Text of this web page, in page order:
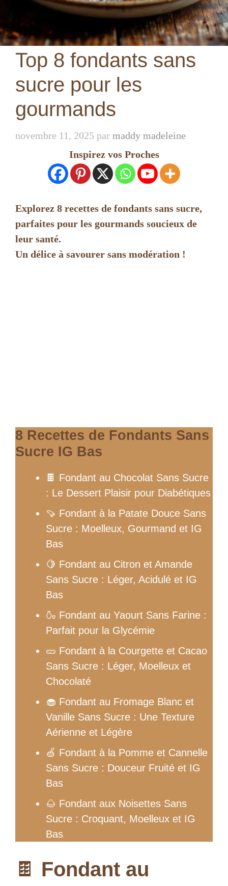
Top 8 fondants sans
sucre pour les
gourmands
novembre 11, 2025 par maddy madeleine
Inspirez vos Proches
Explorez 8 recettes de fondants sans sucre,
parfaites pour les gourmands soucieux de
leur santé.
Un délice à savourer sans modération !
8 Recettes de Fondants Sans
Sucre IG Bas
🍫 Fondant au Chocolat Sans Sucre
: Le Dessert Plaisir pour Diabétiques
🍠 Fondant à la Patate Douce Sans
Sucre : Moelleux, Gourmand et IG
Bas
🍋 Fondant au Citron et Amande
Sans Sucre : Léger, Acidulé et IG
Bas
🍶 Fondant au Yaourt Sans Farine :
Parfait pour la Glycémie
🥒 Fondant à la Courgette et Cacao
Sans Sucre : Léger, Moelleux et
Chocolaté
🧁 Fondant au Fromage Blanc et
Vanille Sans Sucre : Une Texture
Aérienne et Légère
🍏 Fondant à la Pomme et Cannelle
Sans Sucre : Douceur Fruité et IG
Bas
🌰 Fondant aux Noisettes Sans
Sucre : Croquant, Moelleux et IG
Bas
🍫 Fondant au